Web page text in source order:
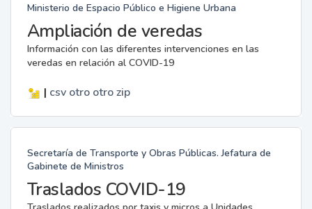
Ministerio de Espacio Público e Higiene Urbana
Ampliación de veredas
Información con las diferentes intervenciones en las
veredas en relación al COVID-19
| csv otro otro zip
Secretaría de Transporte y Obras Públicas. Jefatura de
Gabinete de Ministros
Traslados COVID-19